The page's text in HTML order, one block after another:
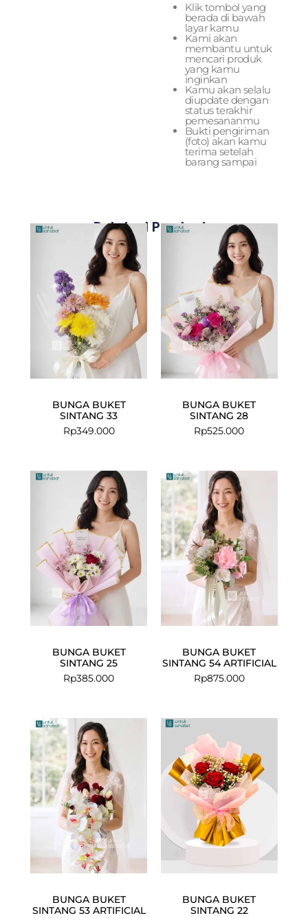
Klik tombol yang
berada di bawah
layar kamu
Kami akan
membantu untuk
mencari produk
yang kamu
inginkan
Kamu akan selalu
diupdate dengan
status terakhir
pemesananmu
Bukti pengiriman
(foto) akan kamu
terima setelah
barang sampai
Related Products
BUNGA BUKET
SINTANG 33
Rp349.000
BUNGA BUKET
SINTANG 28
Rp525.000
BUNGA BUKET
SINTANG 25
Rp385.000
BUNGA BUKET
SINTANG 54 ARTIFICIAL
Rp875.000
BUNGA BUKET
SINTANG 53 ARTIFICIAL
BUNGA BUKET
SINTANG 22